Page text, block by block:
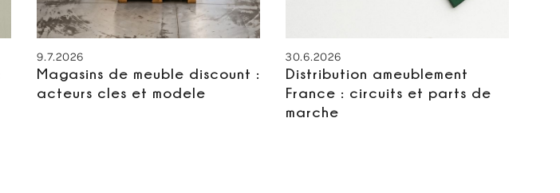
9.7.2026
Magasins de meuble discount :
acteurs cles et modele
30.6.2026
Distribution ameublement
France : circuits et parts de
marche